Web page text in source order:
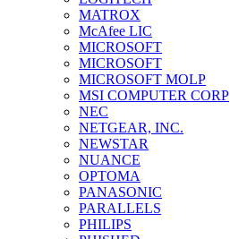
MATROX
McAfee LIC
MICROSOFT
MICROSOFT
MICROSOFT MOLP
MSI COMPUTER CORP
NEC
NETGEAR, INC.
NEWSTAR
NUANCE
OPTOMA
PANASONIC
PARALLELS
PHILIPS